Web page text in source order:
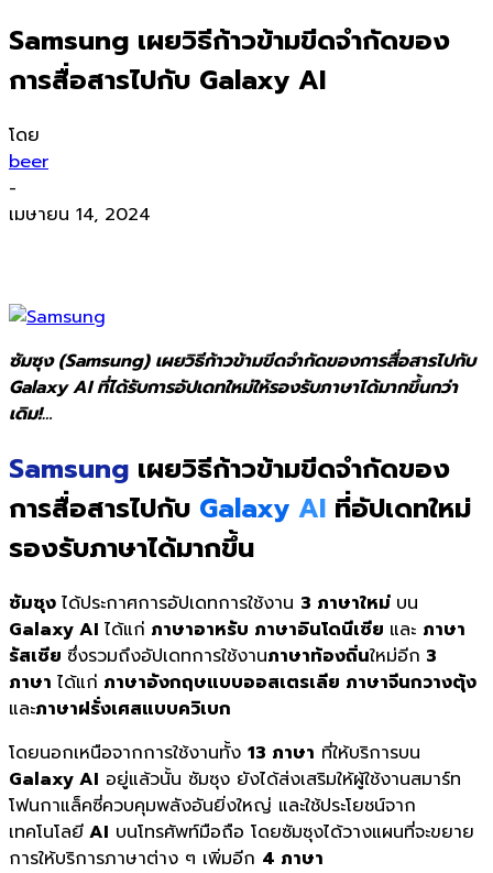
Samsung เผยวิธีก้าวข้ามขีดจำกัดของ
การสื่อสารไปกับ Galaxy AI
โดย
beer
-
เมษายน 14, 2024
ซัมซุง (Samsung) เผยวิธีก้าวข้ามขีดจำกัดของการสื่อสารไปกับ
Galaxy AI ที่ได้รับการอัปเดทใหม่ให้รองรับภาษาได้มากขึ้นกว่า
เดิม!…
Samsung เผยวิธีก้าวข้ามขีดจำกัดของ
การสื่อสารไปกับ Galaxy AI ที่อัปเดทใหม่
รองรับภาษาได้มากขึ้น
ซัมซุง ได้ประกาศการอัปเดทการใช้งาน 3 ภาษาใหม่ บน
Galaxy AI ได้แก่ ภาษาอาหรับ ภาษาอินโดนีเซีย และ ภาษา
รัสเซีย ซึ่งรวมถึงอัปเดทการใช้งานภาษาท้องถิ่นใหม่อีก 3
ภาษา ได้แก่ ภาษาอังกฤษแบบออสเตรเลีย ภาษาจีนกวางตุ้ง
และภาษาฝรั่งเศสแบบควิเบก
โดยนอกเหนือจากการใช้งานทั้ง 13 ภาษา ที่ให้บริการบน
Galaxy AI อยู่แล้วนั้น ซัมซุง ยังได้ส่งเสริมให้ผู้ใช้งานสมาร์ท
โฟนกาแล็คซี่ควบคุมพลังอันยิ่งใหญ่ และใช้ประโยชน์จาก
เทคโนโลยี AI บนโทรศัพท์มือถือ โดยซัมซุงได้วางแผนที่จะขยาย
การให้บริการภาษาต่าง ๆ เพิ่มอีก 4 ภาษา